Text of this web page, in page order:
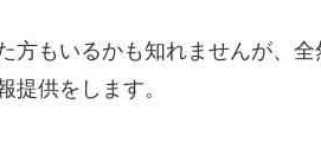
方もいるかも知れませんが、
提供をします。